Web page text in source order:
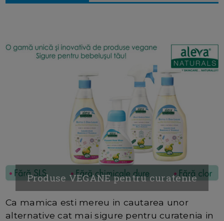
Produse VEGANE pentru curatenie
Ca mamica esti mereu in cautarea unor
alternative cat mai sigure pentru curatenia in